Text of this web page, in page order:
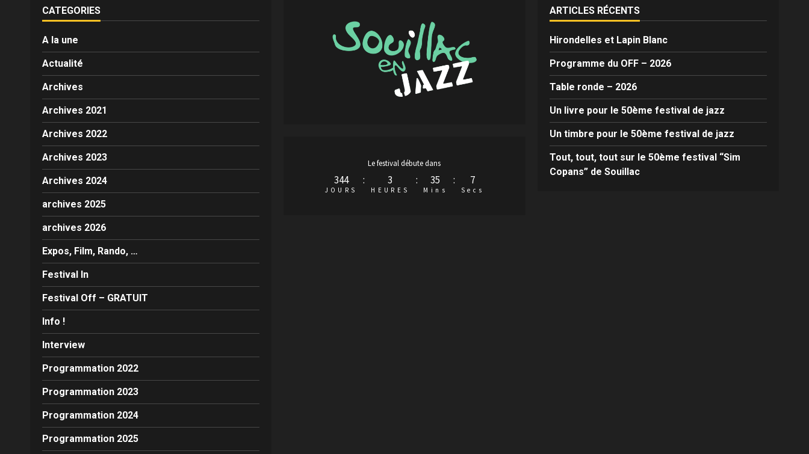
CATEGORIES
A la une
Actualité
Archives
Archives 2021
Archives 2022
Archives 2023
Archives 2024
archives 2025
archives 2026
Expos, Film, Rando, …
Festival In
Festival Off – GRATUIT
Info !
Interview
Programmation 2022
Programmation 2023
Programmation 2024
Programmation 2025
Le festival débute dans
344
JOURS
: 3
HEURES
: 35
Mins
: 6
Secs
ARTICLES RÉCENTS
Hirondelles et Lapin Blanc
Programme du OFF – 2026
Table ronde – 2026
Un livre pour le 50ème festival de jazz
Un timbre pour le 50ème festival de jazz
Tout, tout, tout sur le 50ème festival “Sim
Copans” de Souillac